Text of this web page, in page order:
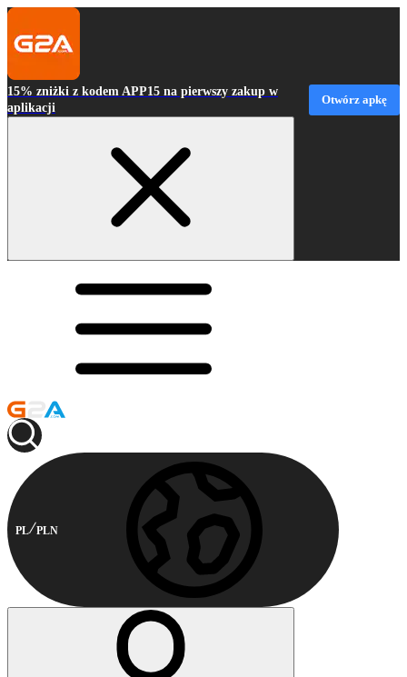
15% zniżki z kodem APP15 na pierwszy zakup w
aplikacji
Otwórz apkę
PL PLN